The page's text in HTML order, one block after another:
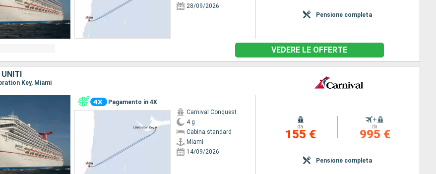
28/09/2026
Pensione completa
VEDERE LE OFFERTE
Key, Miami
Pagamento in 4X
Carnival Conquest
4 g
Cabina standard
Miami
14/09/2026
da
155 €
+
da
995 €
Pensione completa